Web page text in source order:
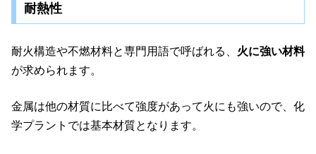
耐熱性
耐火構造や不燃材料と専門用語で呼ばれる、 火に強い材料
が求められます。
金属は他の材質に比べて強度があって火にも強いので、化
学プラントでは基本材質となります。